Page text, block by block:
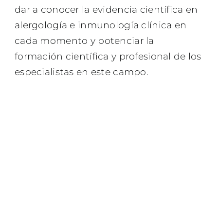
dar a conocer la evidencia científica en
alergología e inmunología clínica en
cada momento y potenciar la
formación científica y profesional de los
especialistas en este campo.